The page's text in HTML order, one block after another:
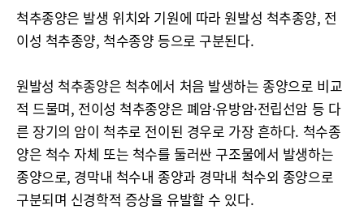
척추종양은 발생 위치와 기원에 따라 원발성 척추종양, 전
이성 척추종양, 척수종양 등으로 구분된다.
원발성 척추종양은 척추에서 처음 발생하는 종양으로 비교
적 드물며, 전이성 척추종양은 폐암·유방암·전립선암 등 다
른 장기의 암이 척추로 전이된 경우로 가장 흔하다. 척수종
양은 척수 자체 또는 척수를 둘러싼 구조물에서 발생하는
종양으로, 경막내 척수내 종양과 경막내 척수외 종양으로
구분되며 신경학적 증상을 유발할 수 있다.